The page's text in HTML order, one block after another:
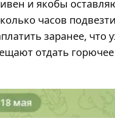
и якобы
часов
заранее,
отдать